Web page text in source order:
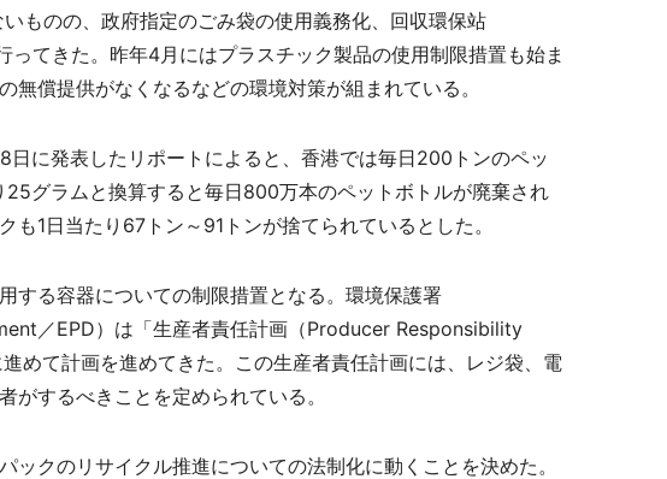
ものの、政府指定のごみ袋の使用義務化、回収環保站
ってきた。昨年4月にはプラスチック製品の使用制限措置も始ま
無償提供がなくなるなどの環境対策が組まれている。
に発表したリポートによると、香港では毎日200トンのペッ
25グラムと換算すると毎日800万本のペットボトルが廃棄され
も1日当たり67トン～91トンが捨てられているとした。
する容器についての制限措置となる。環境保護署
／EPD）は「生産者責任計画（Producer Responsibility
めて計画を進めてきた。この生産者責任計画には、レジ袋、電
がするべきことを定められている。
クのリサイクル推進についての法制化に動くことを決めた。